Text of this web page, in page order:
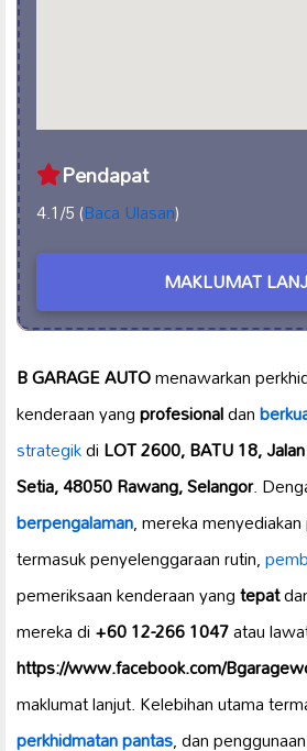
Pendapat
4.1/5 (Baca Ulasan)
MAKLUMAT
B GARAGE AUTOmenawarkan
kenderaan yangprofesionaldan
strategikdiLOT 2600, BATU 18,
Setia, 48050 Rawang, Selangor.
berpengalaman, mereka
termasuk penyelenggaraan rutin,
pemeriksaan kenderaan yangtepat
mereka di+60 12-266 1047atau
https://www.facebook.com/
maklumat lanjut. Kelebihan utama
perkhidmatan pantas, dan penggunaan